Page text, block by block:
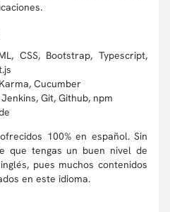
CSS, Bootstrap, Typescript,
Cucumber
Git, Github, npm
100% en español. Sin
que tengas un buen nivel de
pues muchos contenidos
en este idioma.